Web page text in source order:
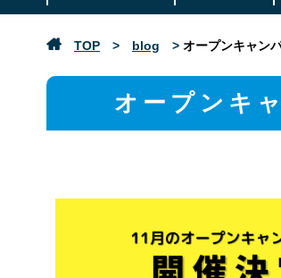
TOP > blog > オープンキャン
オープンキ